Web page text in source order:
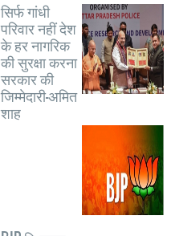
सिर्फ गांधी
परिवार नहीं देश
के हर नागरिक
की सुरक्षा करना
सरकार की
जिम्मेदारी-अमित
शाह